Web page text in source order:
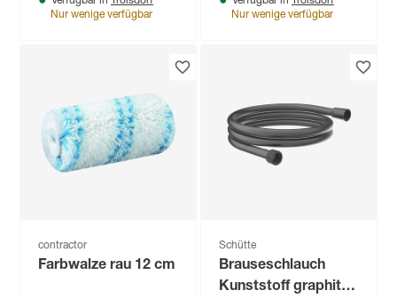
Nur wenige verfügbar Nur wenige verfügbar
contractor
Farbwalze rau 12 cm
Schütte
Brauseschlauch
Kunststoff graphit